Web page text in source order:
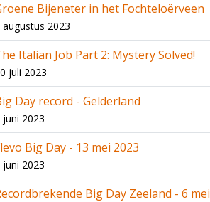
Bijeneter in het Fochteloërveen
augustus 2023
Italian Job Part 2: Mystery Solved!
juli 2023
Day record - Gelderland
juni 2023
Big Day - 13 mei 2023
juni 2023
Big Day Zeeland - 6 mei